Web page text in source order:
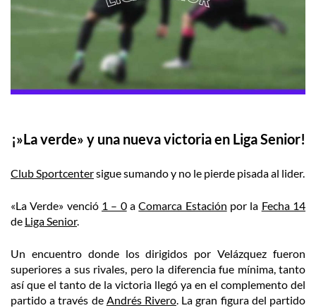
¡»La verde» y una nueva victoria en Liga Senior!
Club Sportcentersigue sumando y no le pierde pisada al lider.
«La Verde» venció 1 – 0aComarca Estación por la Fecha 14
de Liga Senior.
Un encuentro donde los dirigidos por Velázquez fueron
superiores a sus rivales, pero la diferencia fue mínima, tanto
así que el tanto de la victoria llegó ya en el complemento del
partido a través de Andrés Rivero. La gran figura del partido